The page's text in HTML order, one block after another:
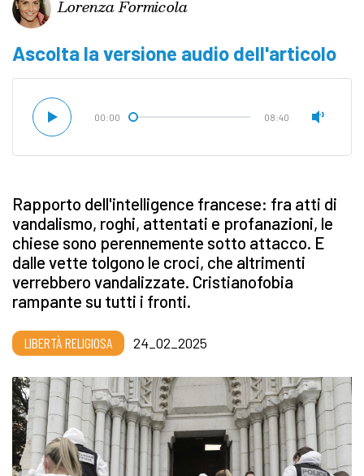
Lorenza Formicola
Ascolta la versione audio dell'articolo
00:00 08:40
Rapporto dell'intelligence francese: fra atti di
vandalismo, roghi, attentati e profanazioni, le
chiese sono perennemente sotto attacco. E
dalle vette tolgono le croci, che altrimenti
verrebbero vandalizzate. Cristianofobia
rampante su tutti i fronti.
LIBERTÀ RELIGIOSA 24_02_2025